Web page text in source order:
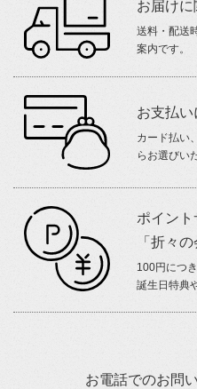
お届けに
送料・配送
案内です。
お支払い
カード払い
らお選びい
ポイント
「折々
100円につ
誕生日特典
お電話でのお問